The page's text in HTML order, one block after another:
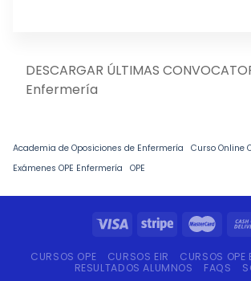
DESCARGAR ÚLTIMAS
Enfermería
Academia de Oposiciones de Enfermería
Curso Online
Exámenes OPE Enfermería
OPE
CURSOS OPE CURSOS EIR
CURSOS OPE
RESULTADOS ALUMNOS
FAQS